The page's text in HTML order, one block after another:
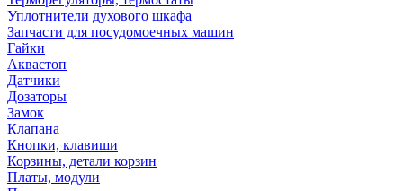
Уплотнители духового шкафа
Запчасти для посудомоечных машин
Гайки
Аквастоп
Датчики
Дозаторы
Замок
Клапана
Кнопки, клавиши
Корзины, детали корзин
Платы, модули